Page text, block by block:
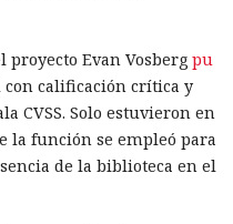
proyecto Evan Vosberg pu
calificación crítica y
CVSS. Solo estuvieron en
la función se empleó para
de la biblioteca en el